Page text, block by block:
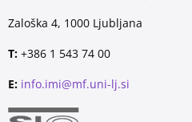
Zaloška 4, 1000 Ljubljana
T: +386 1 543 74 00
E: info.imi@mf.uni-lj.si